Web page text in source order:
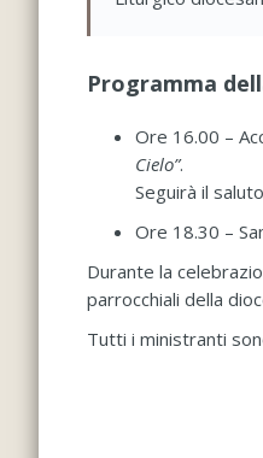
Programma
Ore 16.00 –
Cielo”.
Seguirà il
Ore 18.30 –
Durante la
parrocchiali della
Tutti i ministranti